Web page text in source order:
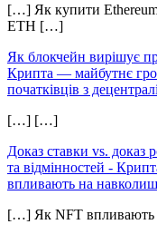
[…] Як купити Ethereum:
ETH […]
Як блокчейн вирішує
Крипта — майбутнє
початківців з
[…] […]
Доказ ставки vs. доказ
та відмінностей -
впливають на
[…] Як NFT впливають